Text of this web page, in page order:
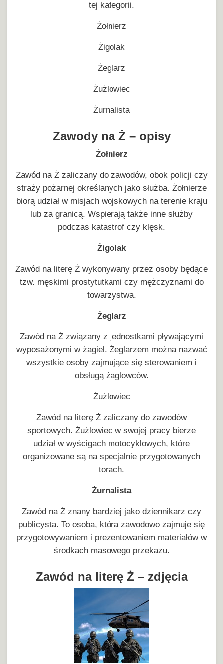
tej kategorii.
Żołnierz
Żigolak
Żeglarz
Żużlowiec
Żurnalista
Zawody na Ż – opisy
Żołnierz
Zawód na Ż zaliczany do zawodów, obok policji czy
straży pożarnej określanych jako służba. Żołnierze
biorą udział w misjach wojskowych na terenie kraju
lub za granicą. Wspierają także inne służby
podczas katastrof czy klęsk.
Żigolak
Zawód na literę Ż wykonywany przez osoby będące
tzw. męskimi prostytutkami czy mężczyznami do
towarzystwa.
Żeglarz
Zawód na Ż związany z jednostkami pływającymi
wyposażonymi w żagiel. Żeglarzem można nazwać
wszystkie osoby zajmujące się sterowaniem i
obsługą żaglowców.
Żużlowiec
Zawód na literę Ż zaliczany do zawodów
sportowych. Żużlowiec w swojej pracy bierze
udział w wyścigach motocyklowych, które
organizowane są na specjalnie przygotowanych
torach.
Żurnalista
Zawód na Ż znany bardziej jako dziennikarz czy
publicysta. To osoba, która zawodowo zajmuje się
przygotowywaniem i prezentowaniem materiałów w
środkach masowego przekazu.
Zawód na literę Ż – zdjęcia